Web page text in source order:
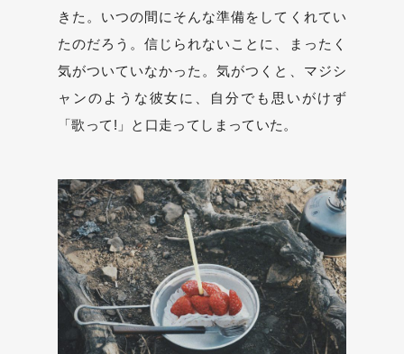
きた。いつの間にそんな準備をしてくれてい
たのだろう。信じられないことに、まったく
気がついていなかった。気がつくと、マジシ
ャンのような彼女に、自分でも思いがけず
「歌って!」と口走ってしまっていた。